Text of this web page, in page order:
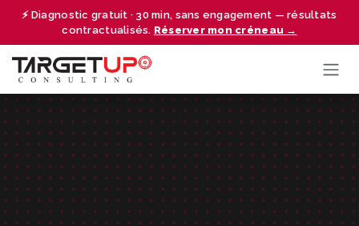
⚡ Diagnostic gratuit · 30 min, sans engagement — résultats
contractualisés. Réserver mon créneau →
Se rendre au contenu